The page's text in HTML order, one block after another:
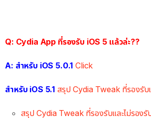
Q: Cydia App ที่รองรับ iOS 5 แล้วล่ะ??
A: สำหรับ iOS 5.0.1 Click
สำหรับ iOS 5.1 สรุป Cydia Tweak ที่รองรับ
สรุป Cydia Tweak ที่รองรับและไม่รองรั